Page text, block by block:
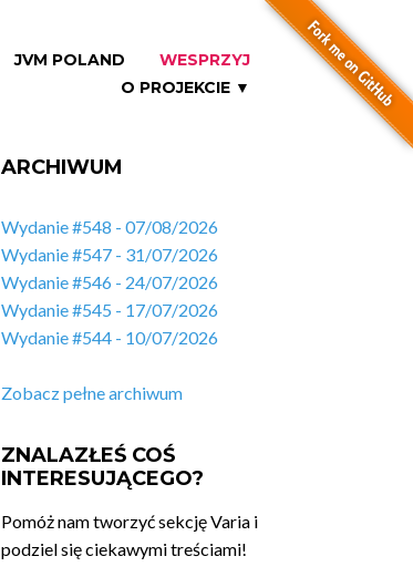
JVM POLAND
WESPRZYJ
O PROJEKCIE ▼
ARCHIWUM
Wydanie #548 - 07/08/2026
Wydanie #547 - 31/07/2026
Wydanie #546 - 24/07/2026
Wydanie #545 - 17/07/2026
Wydanie #544 - 10/07/2026
Zobacz pełne archiwum
ZNALAZŁEŚ COŚ
INTERESUJĄCEGO?
Pomóż nam tworzyć sekcję Varia i
podziel się ciekawymi treściami!